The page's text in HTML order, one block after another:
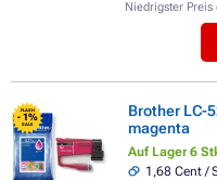
Niedrigster Preis
FLASH
- 1%
SALE
Brother LC-
magenta
Auf Lager 6
1,68 Cent /